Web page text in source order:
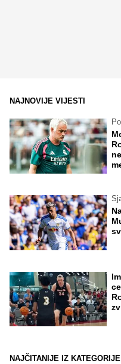
NAJNOVIJE VIJESTI
NAJČITANIJE IZ KATEGORIJE